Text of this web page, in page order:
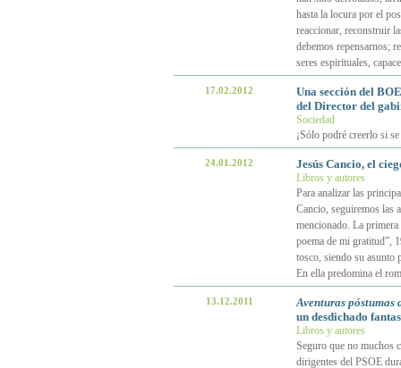
hasta la locura por el
reaccionar, reconstruir
debemos repensarnos;
seres espirituales,
17.02.2012
Una sección del
del Director del
Sociedad
¡Sólo podré creerlo si
24.01.2012 Jesús Cancio, el
Libros y autores
Para analizar las
Cancio, seguiremos las
mencionado. La
poema de mi gratitud”,
tosco, siendo su asunto
En ella predomina el
13.12.2011
Aventuras
un desdichado
Libros y autores
Seguro que no muchos
dirigentes del PSOE